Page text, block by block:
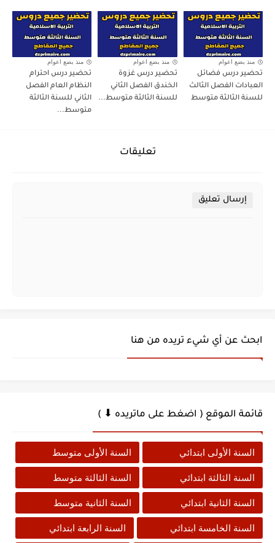
منذ بضع اعوام
تحضير درس فضائل
العبادات الفصل الثالث
للسنة الثالثة متوسط
منذ بضع اعوام
تحضير درس غزوة
الخندق الفصل الثاني
للسنة الثالثة متوسط...
منذ بضع اعوام
تحضير درس احترام
النظام العام الفصل
الثاني للسنة الثالثة
متوسط...
تعليقات
إرسال تعليق
ابحث عن أي شيء تريده من هنا
قائمة الموقع ( اضغط على ماتريده ⬇ )
السنة الأولى ابتدائي السنة الأولى متوسط
السنة الثالثة ابتدائي السنة الثالثة متوسط
السنة الثانية ابتدائي السنة الثانية متوسط
السنة الخامسة ابتدائي السنة الرابعة ابتدائي